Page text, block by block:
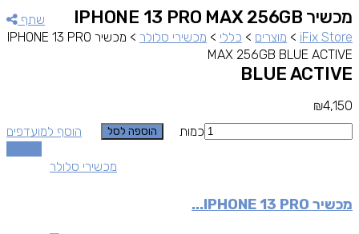
שתף
iFix Store
> מוצרים > כללי > מכשירי סלולר >
מכשיר IPHONE 13 PRO
MAX 256GB BLUE ACTIVE
מכשיר IPHONE 13 PRO MAX 256GB
BLUE ACTIVE
₪4,150
כמות
הוספה לסל
הוסף למועדפים
מכשירי סלולר
מכשיר IPHONE 13 PRO...